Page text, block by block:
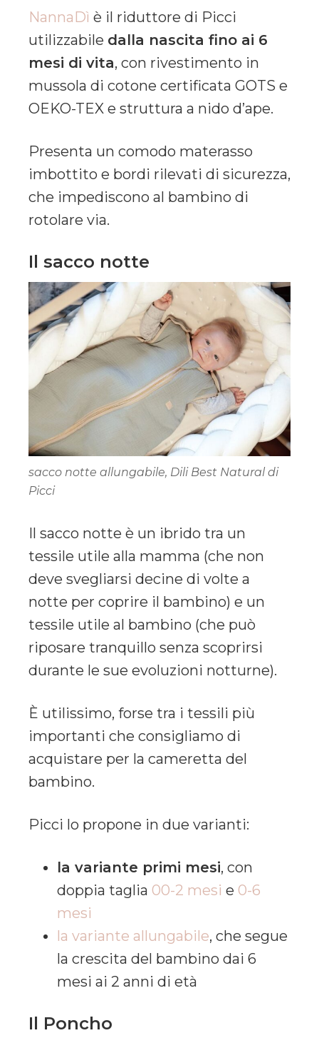
NannaDì è il riduttore di Picci
utilizzabile dalla nascita fino ai 6
mesi di vita, con rivestimento in
mussola di cotone certificata GOTS e
OEKO-TEX e struttura a nido d’ape.
Presenta un comodo materasso
imbottito e bordi rilevati di sicurezza,
che impediscono al bambino di
rotolare via.
Il sacco notte
sacco notte allungabile, Dili Best Natural di
Picci
Il sacco notte è un ibrido tra un
tessile utile alla mamma (che non
deve svegliarsi decine di volte a
notte per coprire il bambino) e un
tessile utile al bambino (che può
riposare tranquillo senza scoprirsi
durante le sue evoluzioni notturne).
È utilissimo, forse tra i tessili più
importanti che consigliamo di
acquistare per la cameretta del
bambino.
Picci lo propone in due varianti:
la variante primi mesi, con
doppia taglia 00-2 mesi e 0-6
mesi
la variante allungabile, che segue
la crescita del bambino dai 6
mesi ai 2 anni di età
Il Poncho